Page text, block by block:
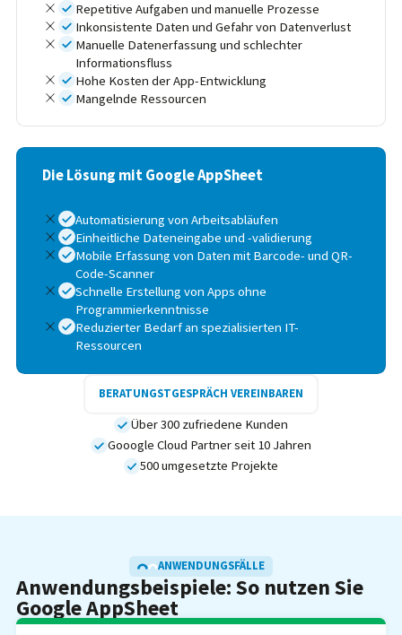
Repetitive Aufgaben und manuelle Prozesse
Inkonsistente Daten und Gefahr von Datenverlust
Manuelle Datenerfassung und schlechter
Informationsfluss
Hohe Kosten der App-Entwicklung
Mangelnde Ressourcen
Die Lösung mit Google AppSheet
Automatisierung von Arbeitsabläufen
Einheitliche Dateneingabe und -validierung
Mobile Erfassung von Daten mit Barcode- und QR-
Code-Scanner
Schnelle Erstellung von Apps ohne
Programmierkenntnisse
Reduzierter Bedarf an spezialisierten IT-
Ressourcen
BERATUNGSTGESPRÄCH VEREINBAREN
Über 300 zufriedene Kunden
Gooogle Cloud Partner seit 10 Jahren
500 umgesetzte Projekte
ANWENDUNGSFÄLLE
Anwendungsbeispiele: So nutzen Sie
Google AppSheet